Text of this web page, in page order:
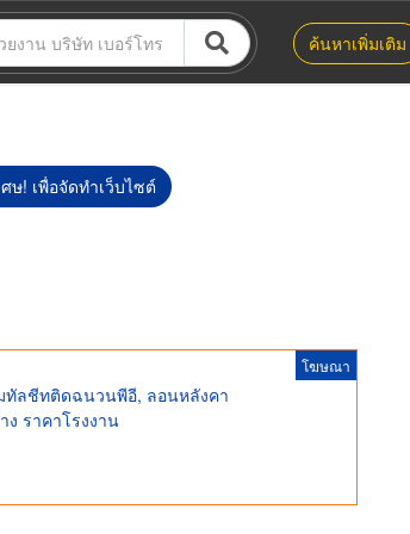
ค้นหาเพิ่มเติม
! เพื่อจัดทำเว็บไซต์
โฆษณา
ทัลชีทติดฉนวนพีอี, ลอนหลังคา
ราคาโรงงาน